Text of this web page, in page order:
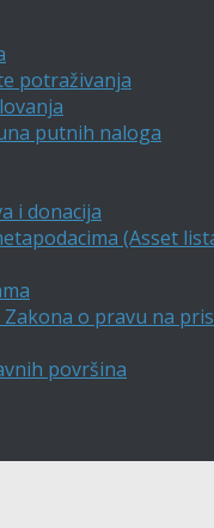
potraživanja
putnih naloga
i donacija
(Asset
o pravu na
površina